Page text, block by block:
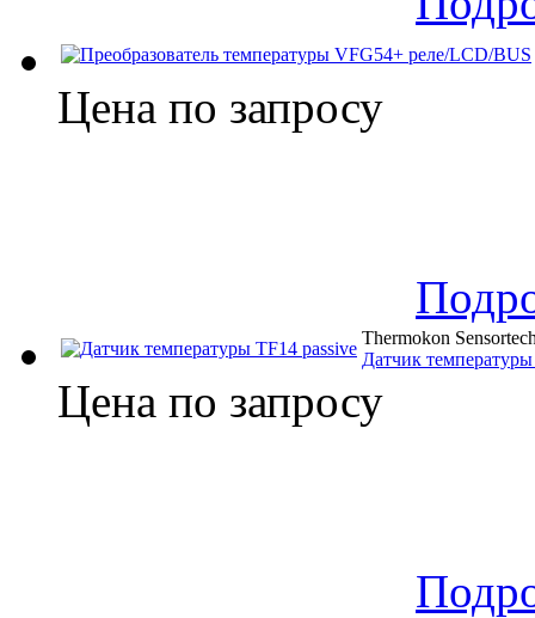
Цена по запросу
Thermokon
Датчик
Цена по запросу